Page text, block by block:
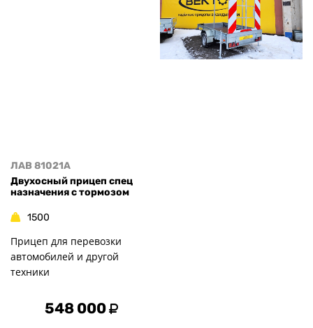
ЛАВ 81021A
Двухосный прицеп спец
назначения с тормозом
1500
Прицеп для перевозки
автомобилей и другой
техники
548 000